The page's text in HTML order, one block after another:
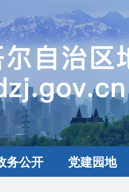
务公开 党建园地